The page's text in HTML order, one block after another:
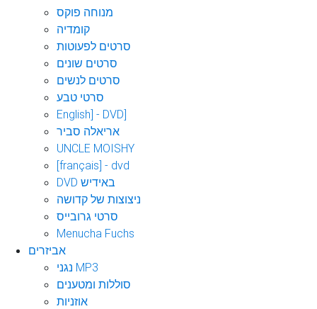
מנוחה פוקס
קומדיה
סרטים לפעוטות
סרטים שונים
סרטים לנשים
סרטי טבע
English] - DVD]
אריאלה סביר
UNCLE MOISHY
[français] - dvd
DVD באידיש
ניצוצות של קדושה
סרטי גרובייס
Menucha Fuchs
אביזרים
נגני MP3
סוללות ומטענים
אוזניות